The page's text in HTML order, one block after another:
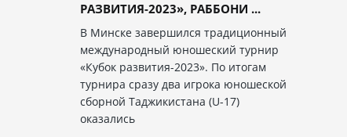
РАЗВИТИЯ-2023», РАББОНИ ...
В Минске завершился традиционный
международный юношеский турнир
«Кубок развития-2023». По итогам
турнира сразу два игрока юношеской
сборной Таджикистана (U-17)
оказались